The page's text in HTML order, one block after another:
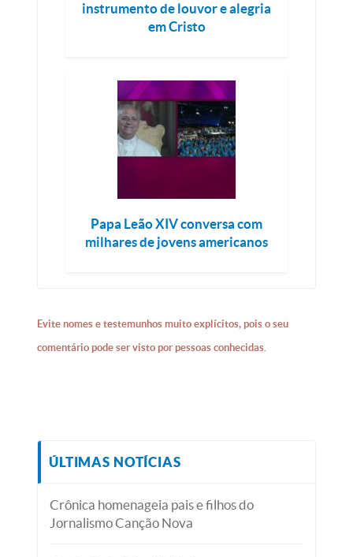
instrumento de louvor e alegria
em Cristo
Papa Leão XIV conversa com
milhares de jovens americanos
Evite nomes e testemunhos muito explícitos, pois o seu
comentário pode ser visto por pessoas conhecidas.
ÚLTIMAS NOTÍCIAS
Crônica homenageia pais e filhos do
Jornalismo Canção Nova